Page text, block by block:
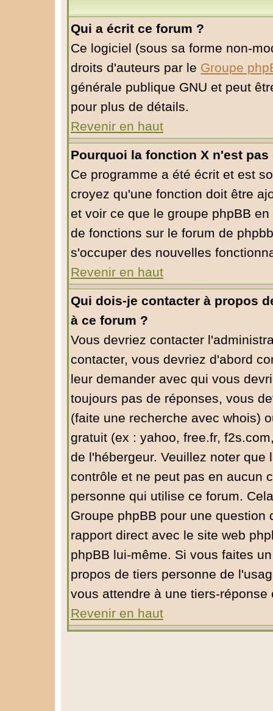
Qui a écrit ce forum ?
Ce logiciel (sous sa forme non-
droits d'auteurs par le Groupe
générale publique GNU et peut
pour plus de détails.
Revenir en haut
Pourquoi la fonction X n'est
Ce programme a été écrit et est
croyez qu'une fonction doit être
et voir ce que le groupe phpBB
de fonctions sur le forum de
s'occuper des nouvelles
Revenir en haut
Qui dois-je contacter à propos
à ce forum ?
Vous devriez contacter
contacter, vous devriez d'abord
leur demander avec qui vous
toujours pas de réponses, vous
(faite une recherche avec whois)
gratuit (ex : yahoo, free.fr,
de l'hébergeur. Veuillez noter
contrôle et ne peut pas en aucun
personne qui utilise ce forum.
Groupe phpBB pour une
rapport direct avec le site web
phpBB lui-même. Si vous faites
propos de tiers personne de
vous attendre à une tiers-
Revenir en haut